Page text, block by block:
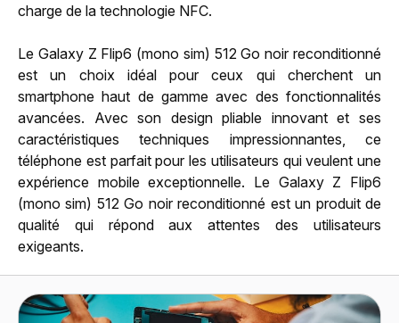
charge de la technologie NFC.
Le Galaxy Z Flip6 (mono sim) 512 Go noir reconditionné
est un choix idéal pour ceux qui cherchent un
smartphone haut de gamme avec des fonctionnalités
avancées. Avec son design pliable innovant et ses
caractéristiques techniques impressionnantes, ce
téléphone est parfait pour les utilisateurs qui veulent une
expérience mobile exceptionnelle. Le Galaxy Z Flip6
(mono sim) 512 Go noir reconditionné est un produit de
qualité qui répond aux attentes des utilisateurs
exigeants.